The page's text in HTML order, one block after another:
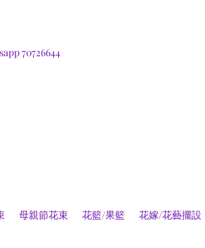
70726644
母親節花束 花籃/果籃 花嫁/花藝擺設